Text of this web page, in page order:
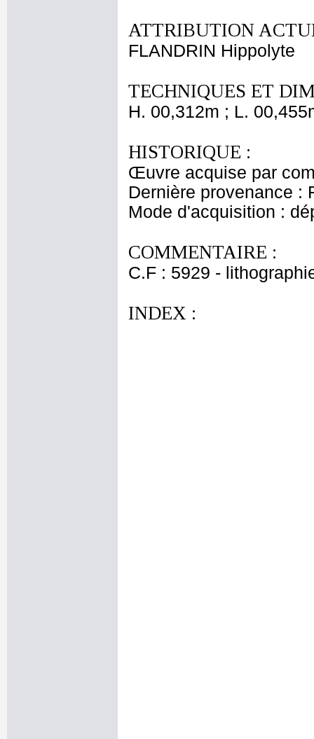
ATTRIBUTION
FLANDRIN Hippolyte
TECHNIQUES ET
H. 00,312m ; L.
HISTORIQUE :
Œuvre acquise par
Dernière provenance :
Mode d'acquisition :
COMMENTAIRE :
C.F : 5929 -
INDEX :